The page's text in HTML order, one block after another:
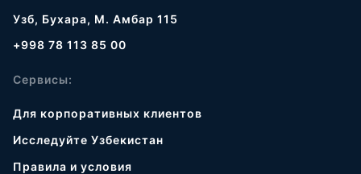
Узб, Бухара, М. Амбар 115
+998 78 113 85 00
Сервисы:
Для корпоративных клиентов
Исследуйте Узбекистан
Правила и условия